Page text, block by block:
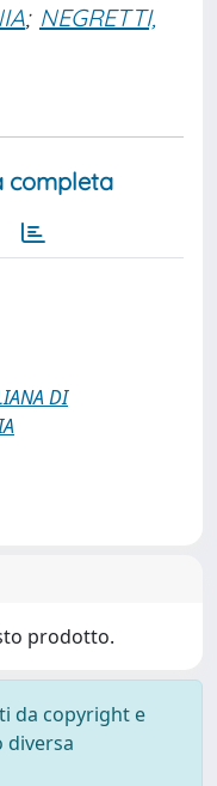
; NEGRETTI,
completa
DI
prodotto.
da copyright e
diversa